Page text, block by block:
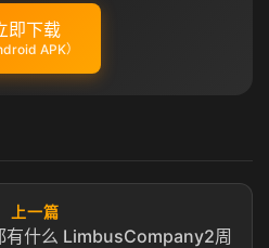
即下载
APK）
上一篇
有什么 LimbusCompany2周